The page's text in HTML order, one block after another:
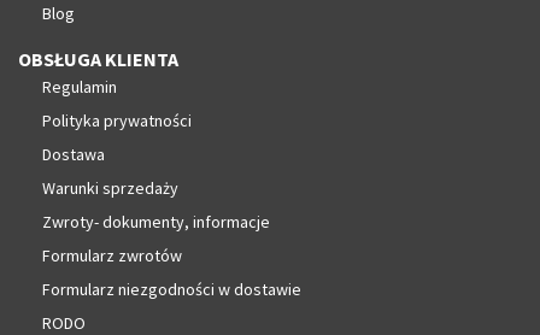
Blog
OBSŁUGA KLIENTA
Regulamin
Polityka prywatności
Dostawa
Warunki sprzedaży
Zwroty- dokumenty, informacje
Formularz zwrotów
Formularz niezgodności w dostawie
RODO